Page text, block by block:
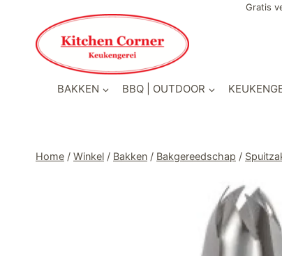
inhoud
Gratis
BAKKEN BBQ | OUTDOOR
Home / Winkel / Bakken / Bakgereedschap /